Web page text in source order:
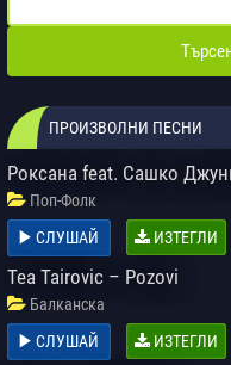
ПРОИЗВОЛНИ ПЕСНИ
Роксана feat. Сашко
Поп-Фолк
СЛУШАЙ
ИЗТЕГЛИ
Tea Tairovic – Pozovi
Балканска
СЛУШАЙ
ИЗТЕГЛИ